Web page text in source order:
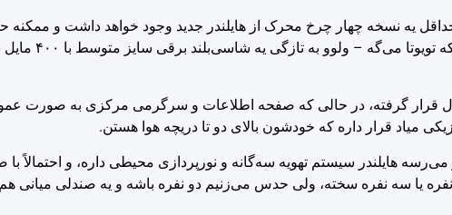
داشته باشه. ما دقیقاً بهش
قرار گرفته، در حالی که صفحه اطلاعات و سرگرمی مرکزی به صورت
میاد قرار داره که خودشون بالای دو تا دریچه هوا هستن.
هایلندر سیستم تهویه سه‌گانه و نورپردازی محیطی داره، و احتمالاً با
یا سه نفره سخته، ولی حدس می‌زنیم دو نفره باشه و یه صندلی میانی هم